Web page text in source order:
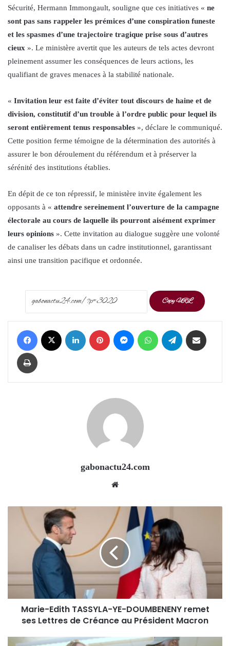
Sécurité, Hermann Immongault, souligne que ces initiatives « ne
sont pas sans rappeler les prémices d’une conspiration funeste
et les spasmes d’une trajectoire tragique prise sous d’autres
cieux ». Le ministère avertit que les auteurs de tels actes devront
pleinement assumer les conséquences de leurs actions, les
qualifiant de graves menaces à la stabilité nationale.
« Invitation leur est faite d’éviter tout discours de haine et de
division, constitutif d’un trouble à l’ordre public pour lequel ils
seront entièrement tenus responsables », déclare le communiqué.
Cette position ferme témoigne de la détermination des autorités à
assurer le bon déroulement du référendum et à préserver la
sérénité des institutions établies.
En dépit de ce ton répressif, le ministère invite également les
opposants à « attendre sereinement l’ouverture de la campagne
électorale au cours de laquelle ils pourront aisément exprimer
leurs opinions ». Cette invitation au dialogue suggère une volonté
de canaliser les débats dans un cadre institutionnel, garantissant
ainsi une transition pacifique et ordonnée.
Copy URL
Facebook LinkedIn Pinterest Messenger WhatsApp Telegram
Print
gabonactu24.com
Marie-Edith TASSYLA-YE-DOUMBENENY remet
ses Lettres de Créance au Président Macron